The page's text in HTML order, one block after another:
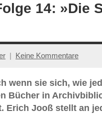
14: »Die
Keine Kommentare
wenn sie sich, wie
Bücher in
Erich Jooß stellt an